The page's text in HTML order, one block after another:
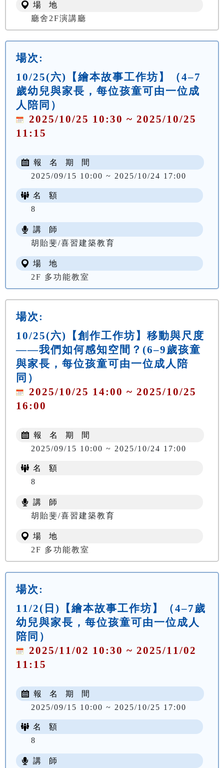
場 地
廳舍2F演講廳
場次:
10/25(六)【繪本故事工作坊】（4–7
歲幼兒與家長，每位孩童可由一位成
人陪同）
2025/10/25 10:30 ~ 2025/10/25
11:15
報 名 期 間
2025/09/15 10:00 ~ 2025/10/24 17:00
名 額
8
講 師
胡貽斐/喜習建築教育
場 地
2F 多功能教室
場次:
10/25(六)【創作工作坊】移動與尺度
——我們如何感知空間？(6–9歲孩童
與家長，每位孩童可由一位成人陪
同）
2025/10/25 14:00 ~ 2025/10/25
16:00
報 名 期 間
2025/09/15 10:00 ~ 2025/10/24 17:00
名 額
8
講 師
胡貽斐/喜習建築教育
場 地
2F 多功能教室
場次:
11/2(日)【繪本故事工作坊】（4–7歲
幼兒與家長，每位孩童可由一位成人
陪同）
2025/11/02 10:30 ~ 2025/11/02
11:15
報 名 期 間
2025/09/15 10:00 ~ 2025/10/25 17:00
名 額
8
講 師